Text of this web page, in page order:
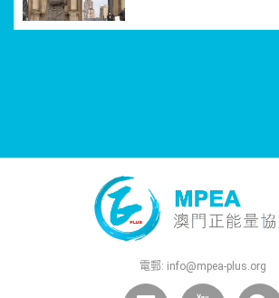
電郵: info@mpea-plus.org